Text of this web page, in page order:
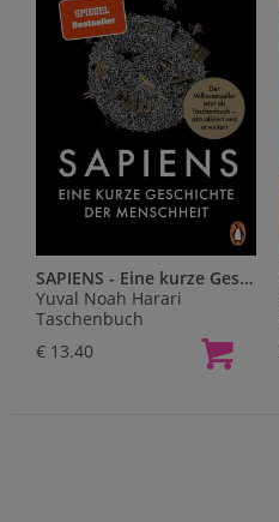
SAPIENS - Eine kurze Geschichte der Menschheit
Yuval Noah Harari
Taschenbuch
€ 13.40